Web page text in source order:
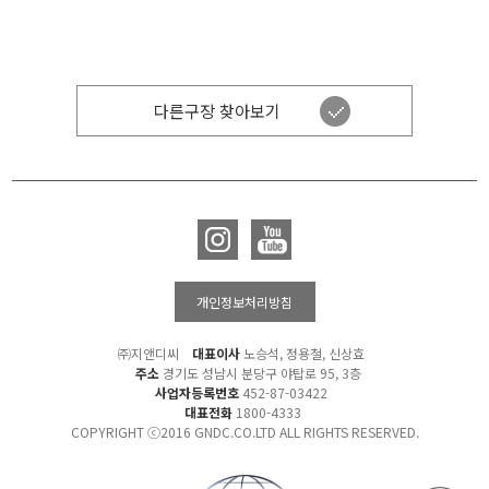
다른구장 찾아보기
개인정보처리방침
㈜지앤디씨 대표이사노승석, 정용철, 신상효
주소경기도 성남시 분당구 야탑로 95, 3층
사업자등록번호 452-87-03422
대표전화 1800-4333
COPYRIGHT ⓒ2016 GNDC.CO.LTD ALL RIGHTS RESERVED.